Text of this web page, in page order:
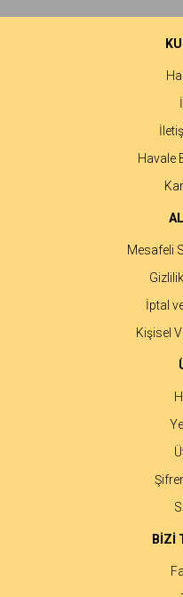
Ürün fiyatı diğer sitelerden
Havale
Mesafeli
İptal
Kişisel
BİZİ